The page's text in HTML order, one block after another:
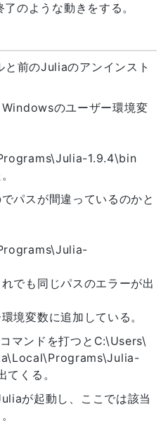
のような動きをする。
前のJuliaのアンインスト
のユーザー環境変
1.9.4\bin
パスが間違っているのかと
でも同じパスのエラーが出
境変数に追加している。
マンドを打つとC:\Users\
くる。
が起動し、ここでは該当